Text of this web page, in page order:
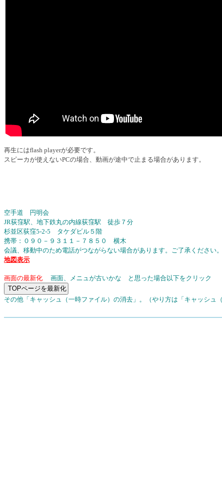
再生にはflash playerが必要です。
スピーカが使えないPCの場合、動画が途中で止まる場合があります。
空手道 円明会
JR荻窪駅、地下鉄丸の内線荻窪駅 徒歩７分
杉並区荻窪5-2-5 タケダビル５階
携帯：０９０－９３１１－７８５０ 横木
会議、移動中のため電話がつながらない場合があります。ご了承ください
地図表示
画面の最新化 画面、メニュが古いかな と思った場合以下をクリック
その他「キャッシュ（一時ファイル）の消去」。（やり方は「キャッシュ